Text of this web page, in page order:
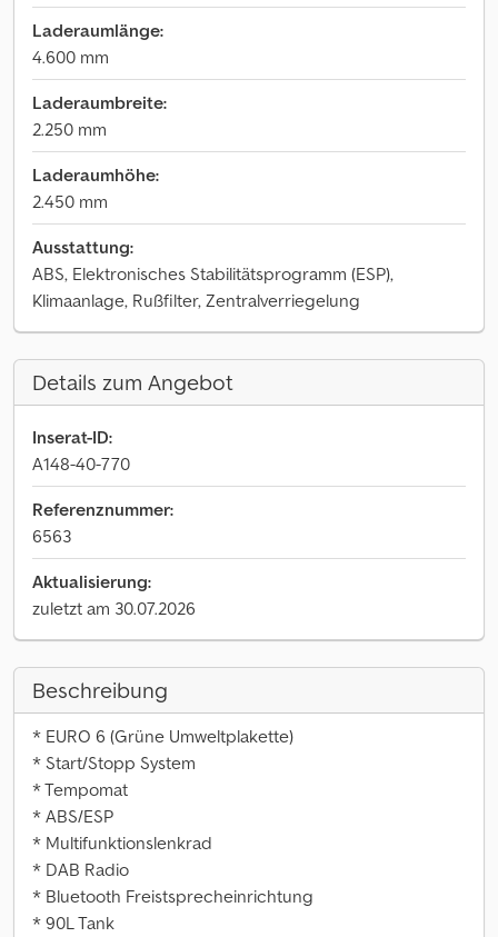
Laderaumlänge:
4.600 mm
Laderaumbreite:
2.250 mm
Laderaumhöhe:
2.450 mm
Ausstattung:
ABS, Elektronisches Stabilitätsprogramm (ESP),
Klimaanlage, Rußfilter, Zentralverriegelung
Details zum Angebot
Inserat-ID:
A148-40-770
Referenznummer:
6563
Aktualisierung:
zuletzt am 30.07.2026
Beschreibung
* EURO 6 (Grüne Umweltplakette)
* Start/Stopp System
* Tempomat
* ABS/ESP
* Multifunktionslenkrad
* DAB Radio
* Bluetooth Freistsprecheinrichtung
* 90L Tank